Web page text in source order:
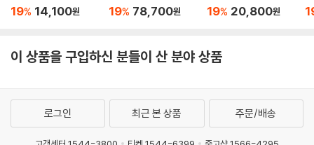
e [DIGIPAK ver.][5종
19% 14,100원
e [4종 SET]
19% 78,700원
e [OFFSET ver.]
19% 20,800원
e
이 상품을 구입하신 분들이 산 분야 상품
로그인 최근 본 상품 주문/배송